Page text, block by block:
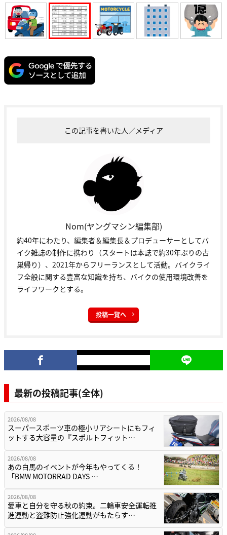
この記事を書いた人／メディア
Nom(ヤングマシン編集部)
約40年にわたり、編集者＆編集長＆プロデューサーとしてバ
イク雑誌の制作に携わり（スタートは本誌で約30年ぶりの古
巣帰り）、2021年からフリーランスとして活動。バイクライ
フ全般に関する豊富な知識を持ち、バイクの使用環境改善を
ライフワークとする。
投稿一覧へ
最新の投稿記事(全体)
2026/08/08
スーパースポーツ車の極小リアシートにもフィ
ットする大容量の『スポルトフィット…
2026/08/08
あの白馬のイベントが今年もやってくる！
「BMW MOTORRAD DAYS …
2026/08/08
愛車と自分を守る秋の約束。二輪車安全運転推
進運動と盗難防止強化運動がもたらす…